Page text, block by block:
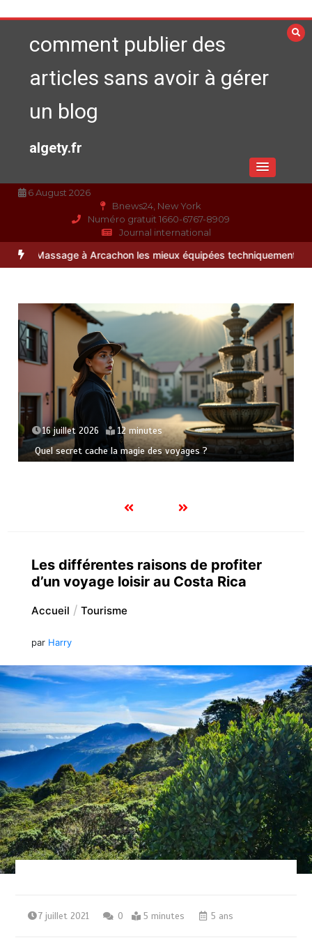
au
contenucomment publier des
articles sans avoir à gérer
un blog
algety.fr
6 August 2026
Bnews24, New York
Numéro gratuit 1660-6767-8909
Journal international
à Arcachon les mieux équipées techniquement ? Paysagiste à
voyages ?
21 juin 2026 15 minutes
L’art de se perdre pour mieux
Les différentes raisons de profiter
d’un voyage loisir au Costa Rica
Accueil Tourisme
par Harry
7 juillet 2021 0 5 minutes 5 ans